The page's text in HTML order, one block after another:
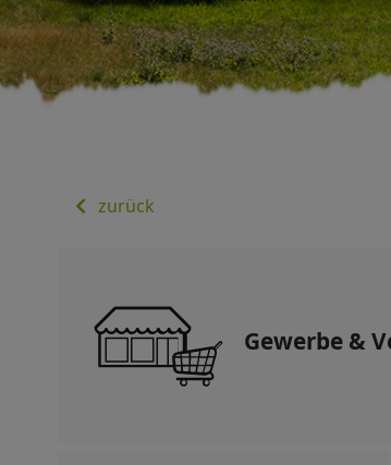
zurück
Gewerbe &